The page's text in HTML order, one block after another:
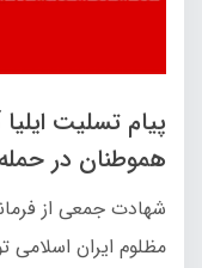
پیام تسلیت
هموطنان در
شهادت جمعی از
مظلوم ایران